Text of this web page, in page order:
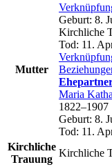
Mutter
Geburt: 8.
Kirchliche
Tod: 11.
Maria
1822–1907
Geburt: 8.
Tod: 11.
Kirchliche
Trauung
Kirchliche